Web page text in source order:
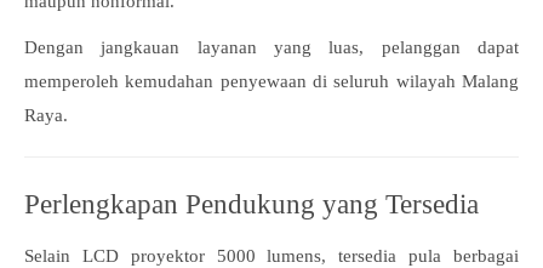
Dengan jangkauan layanan yang luas, pelanggan dapat
memperoleh kemudahan penyewaan di seluruh wilayah Malang
Raya.
Perlengkapan Pendukung yang Tersedia
Selain LCD proyektor 5000 lumens, tersedia pula berbagai